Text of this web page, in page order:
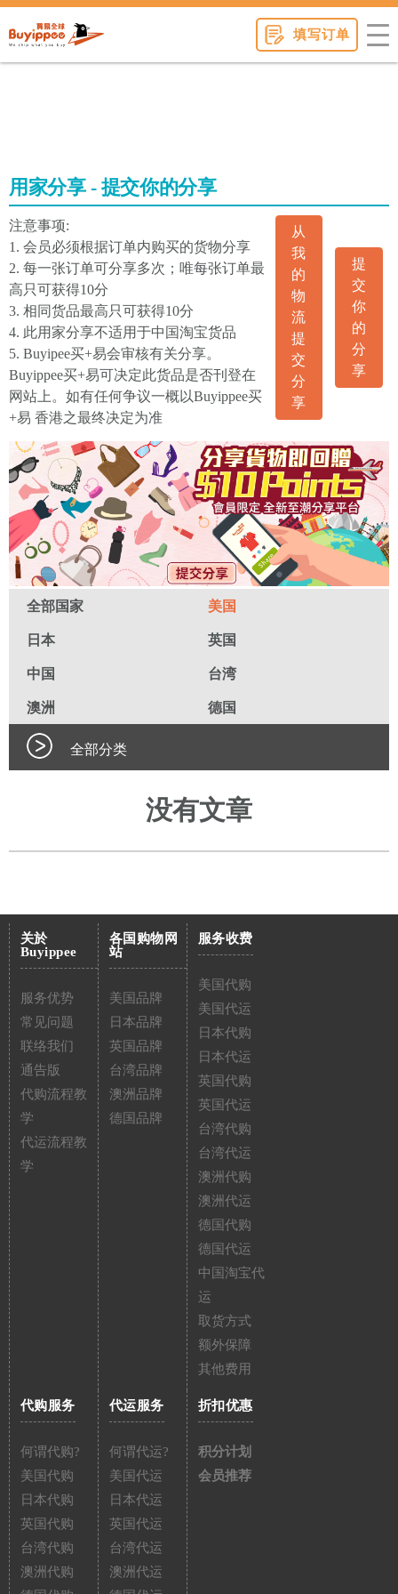
填写订单
用家分享 - 提交你的分享
注意事项:
1. 会员必须根据订单内购买的货物分享
2. 每一张订单可分享多次；唯每张订单最
高只可获得10分
3. 相同货品最高只可获得10分
4. 此用家分享不适用于中国淘宝货品
5. Buyipee买+易会审核有关分享。
Buyippee买+易可决定此货品是否刊登在
网站上。如有任何争议一概以Buyippee买
+易 香港之最终决定为准
从
我
的
物
流
提
交
分
享
提
交
你
的
分
享
全部国家 美国
日本 英国
中国 台湾
澳洲 德国
全部分类
没有文章
关於
Buyippee
服务优势
常见问题
联络我们
通告版
代购流程教
学
代运流程教
学
各国购物网
站
美国品牌
日本品牌
英国品牌
台湾品牌
澳洲品牌
德国品牌
服务收费
美国代购
美国代运
日本代购
日本代运
英国代购
英国代运
台湾代购
台湾代运
澳洲代购
澳洲代运
德国代购
德国代运
中国淘宝代
运
取货方式
额外保障
其他费用
代购服务
何谓代购?
美国代购
日本代购
英国代购
台湾代购
澳洲代购
代运服务
何谓代运?
美国代运
日本代运
英国代运
台湾代运
澳洲代运
折扣优惠
积分计划
会员推荐